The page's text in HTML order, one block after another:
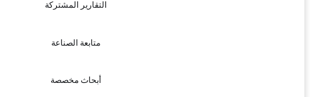
التقارير المشتركة
متابعة الصناعة
أبحاث مخصصة